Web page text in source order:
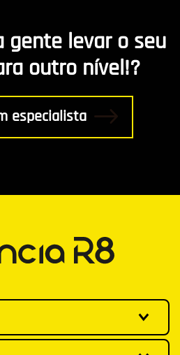
gente levar o seu
outro nível!?
especialista